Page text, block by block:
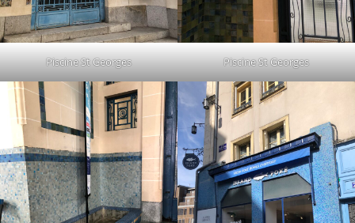
Piscine St Georges Piscine St Georges